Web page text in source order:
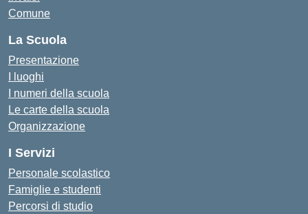
Comune
La Scuola
Presentazione
I luoghi
I numeri della scuola
Le carte della scuola
Organizzazione
I Servizi
Personale scolastico
Famiglie e studenti
Percorsi di studio